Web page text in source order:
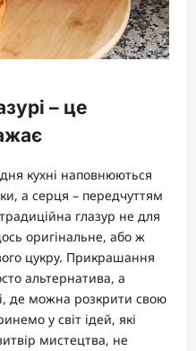
– це
кухні наповнюються
а серця – передчуттям
глазур не для
оригінальне, або ж
цукру. Прикрашання
альтернатива, а
де можна розкрити свою
у світ ідей, які
мистецтва, не